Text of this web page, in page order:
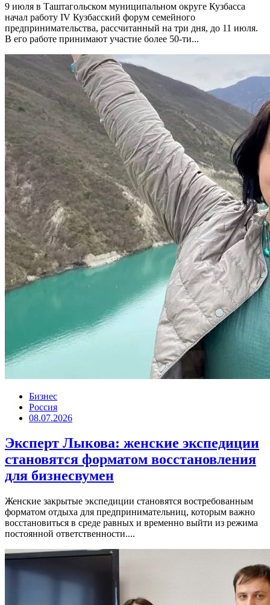
9 июля в Таштагольском муниципальном округе Кузбасса
начал работу IV Кузбасский форум семейного
предпринимательства, рассчитанный на три дня, до 11 июля.
В его работе принимают участие более 50-ти...
Бизнес
Россия
08.07.2026
Эксперт Лыкова: женские экспедиции
становятся форматом восстановления
для бизнесвумен
Женские закрытые экспедиции становятся востребованным
форматом отдыха для предпринимательниц, которым важно
восстановиться в среде равных и временно выйти из режима
постоянной ответственности....